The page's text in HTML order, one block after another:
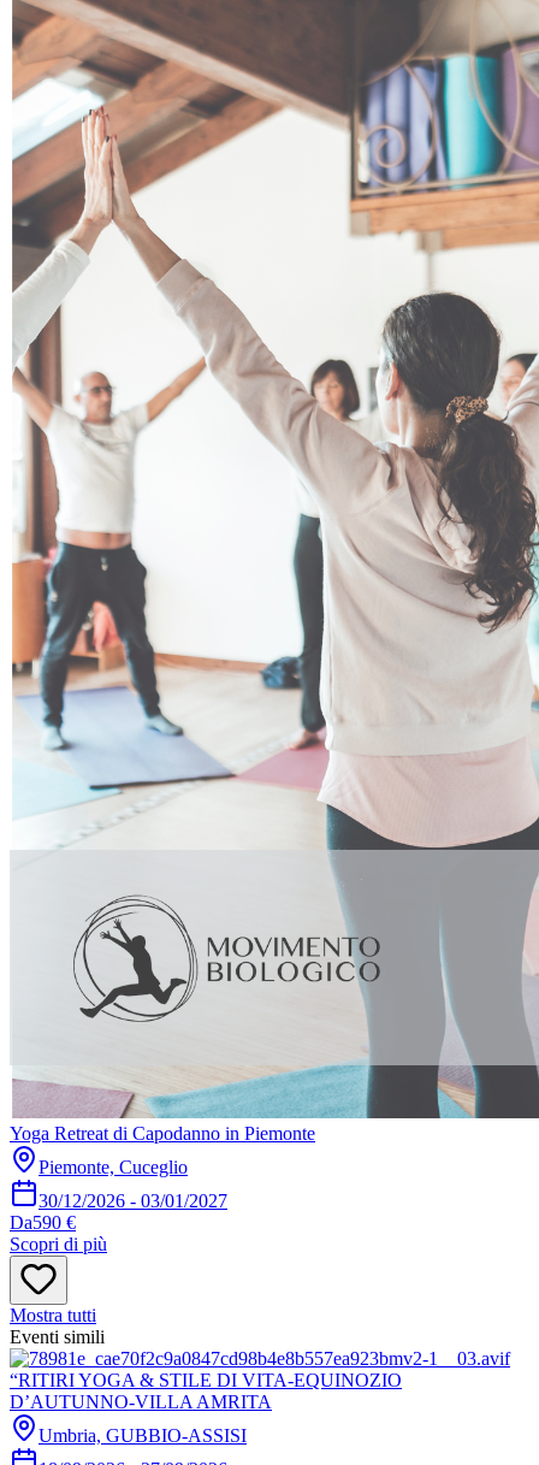
Yoga Retreat di Capodanno in Piemonte
Piemonte, Cuceglio
30/12/2026 - 03/01/2027
Da590 €
Scopri di più
Mostra tutti
Eventi simili
“RITIRI YOGA & STILE DI VITA-EQUINOZIO
D’AUTUNNO-VILLA AMRITA
Umbria, GUBBIO-ASSISI